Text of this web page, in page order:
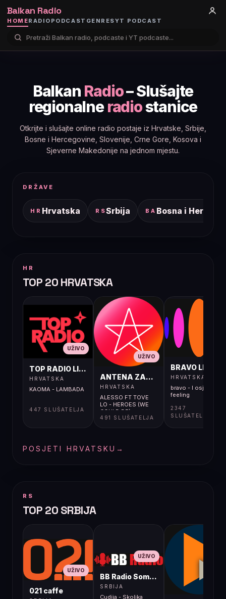
Balkan Radio
HOMERADIO PODCAST GENRESYT PODCAST
Balkan Radio– Slušajte
regionalneradiostanice
Otkrijte i slušajte online radio postaje iz Hrvatske, Srbije,
Bosne i Hercegovine, Slovenije, Crne Gore, Kosova i
Sjeverne Makedonije na jednom mjestu.
DRŽAVE
HR Hrvatska RSSrbija BA Bosna i
HR
TOP 20 HRVATSKA
UŽIVO
TOP RADIO LIVE
HRVATSKA
KAOMA - LAMBADA
447 SLUŠATELJA
UŽIVO
ANTENA ZAGREB LIVE
HRVATSKA
ALESSO FT TOVE
LO - HEROES (WE
COULD BE)
491 SLUŠATELJA
BRAVO LIVE
HRVATSKA
bravo - I osjećaj i
feeling
2347
SLUŠATELJA
POSJETI HRVATSKU →
RS
TOP 20 SRBIJA
UŽIVO
021 caffe
UŽIVO
BB Radio Sombor
SRBIJA
Cudija - Skoljka